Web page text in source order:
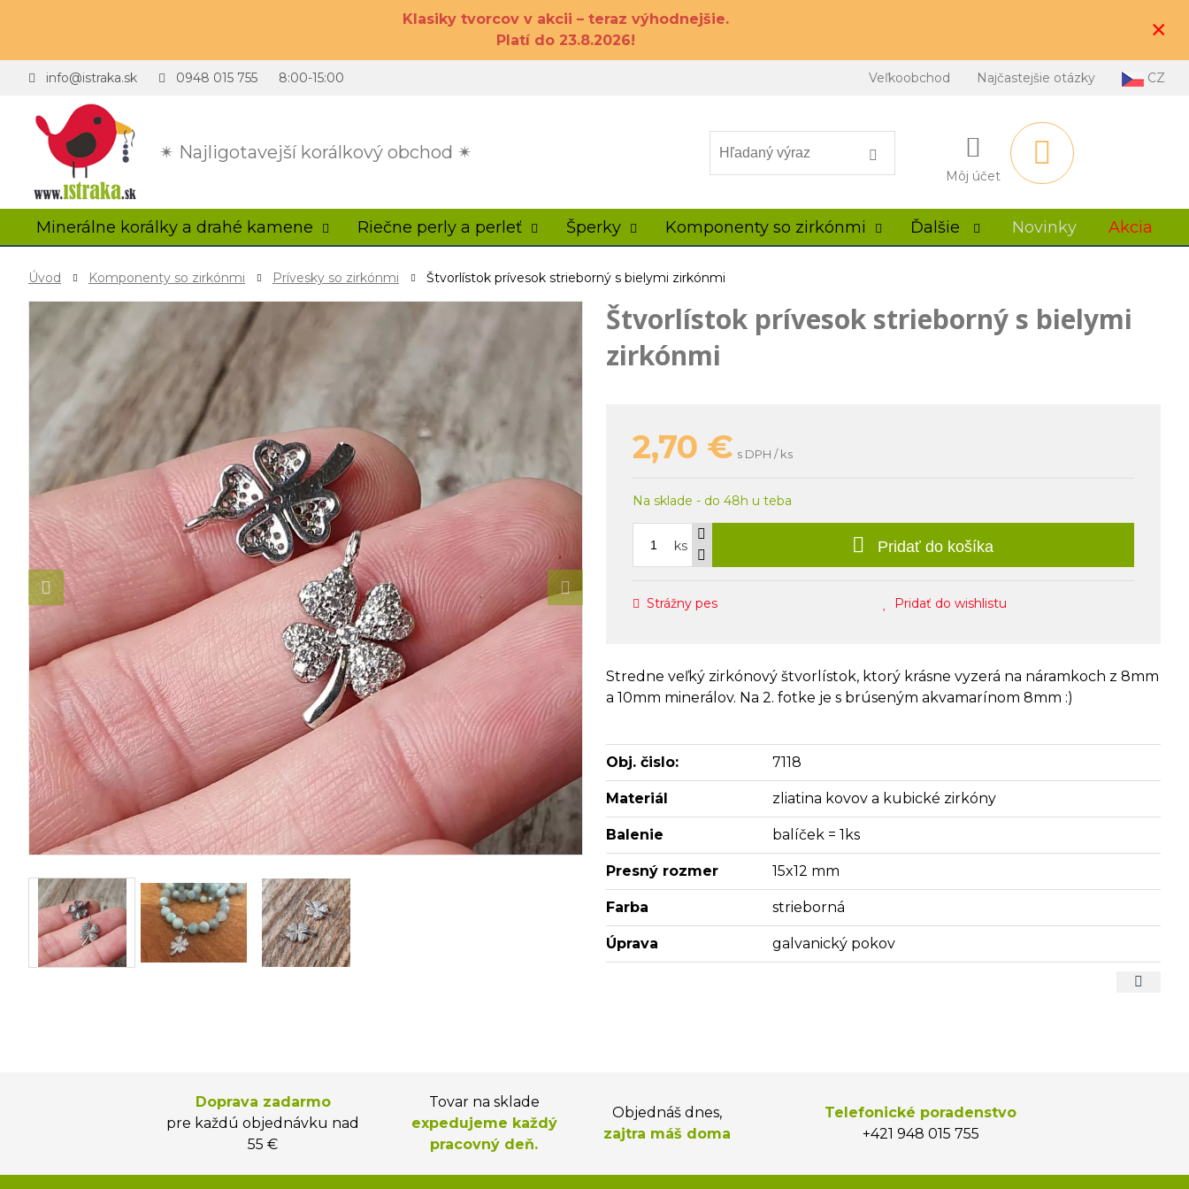
Klasiky tvorcov v akcii – teraz výhodnejšie.
Platí do 23.8.2026!
×
✴ Najligotavejší korálkový obchod ✴
info@istraka.sk 0948 015 755 8:00-15:00 Veľkoobchod Najčastejšie otázky CZ
Môj účet
Minerálne korálky a drahé kamene Riečne perly a perleť Šperky Komponenty so zirkónmi Ďalšie Novinky Akcia
Úvod Komponenty so zirkónmi Prívesky so zirkónmi Štvorlístok prívesok strieborný s bielymi zirkónmi
Štvorlístok prívesok strieborný s bielymi
zirkónmi
2,70 € s DPH / ks
Na sklade - do 48h u teba
ks Pridať do košíka
Strážny pes Pridať do wishlistu
Stredne veľký zirkónový štvorlístok, ktorý krásne vyzerá na náramkoch z 8mm
a 10mm minerálov. Na 2. fotke je s brúseným akvamarínom 8mm :)
Obj. čislo: 7118
Materiál zliatina kovov a kubické zirkóny
Balenie balíček = 1ks
Presný rozmer 15x12 mm
Farba strieborná
Úprava galvanický pokov
Doprava zadarmo
pre každú objednávku nad
55 €
Tovar na sklade
expedujeme každý
pracovný deň.
Objednáš dnes,
zajtra máš doma
Telefonické poradenstvo
+421 948 015 755